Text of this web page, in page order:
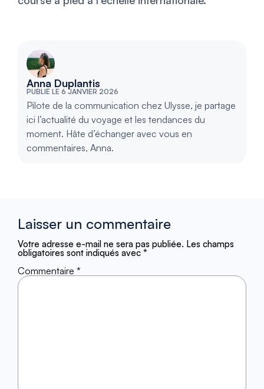
Anna Duplantis
PUBLIÉ LE 6 JANVIER 2026
Pilote de la communication chez Ulysse, je partage
ici l’actualité du voyage et les tendances du
moment. Hâte d’échanger avec vous en
commentaires, Anna.
Laisser un commentaire
Votre adresse e-mail ne sera pas publiée. Les champs
obligatoires sont indiqués avec *
Commentaire *